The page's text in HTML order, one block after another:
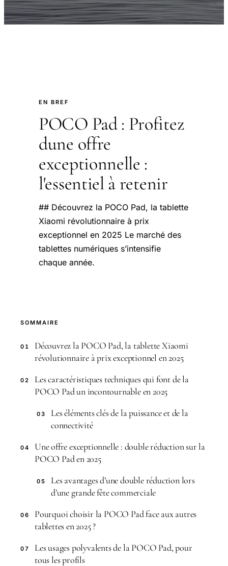
EN BREF
POCO Pad : Profitez
dune offre
exceptionnelle :
l'essentiel à retenir
## Découvrez la POCO Pad, la tablette
Xiaomi révolutionnaire à prix
exceptionnel en 2025 Le marché des
tablettes numériques s’intensifie
chaque année.
SOMMAIRE
01
Découvrez la POCO Pad, la tablette Xiaomi
révolutionnaire à prix exceptionnel en 2025
02
Les caractéristiques techniques qui font de la
POCO Pad un incontournable en 2025
03
Les éléments clés de la puissance et de la
connectivité
04
Une offre exceptionnelle : double réduction sur la
POCO Pad en 2025
05
Les avantages d’une double réduction lors
d’une grande fête commerciale
06
Pourquoi choisir la POCO Pad face aux autres
tablettes en 2025 ?
07
Les usages polyvalents de la POCO Pad, pour
tous les profils